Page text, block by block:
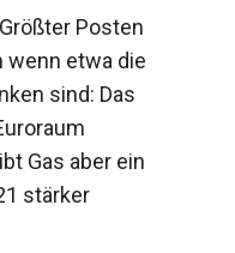
Posten
wenn etwa die
sind: Das
Gas aber ein
stärker